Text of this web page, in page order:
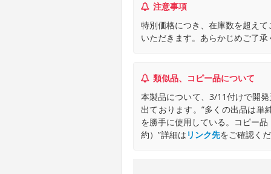
注意事項
特別価格につき、在庫数を超え
いただきます。あらかじめご了承
類似品、コピー品について
本製品について、3/11付けで開
出ております。”多くの出品は単
を勝手に使用している。コピー
約）”詳細は リンク先をご確認く